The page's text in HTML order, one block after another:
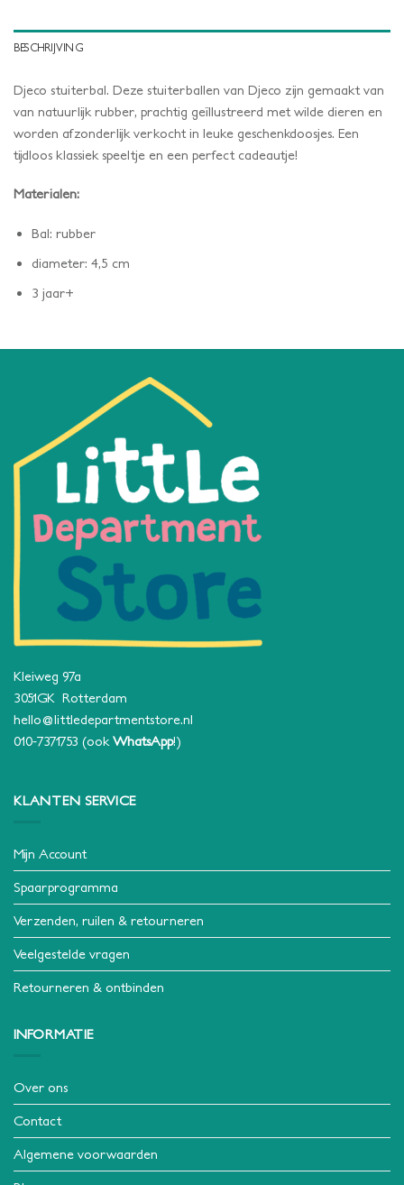
BESCHRIJVING
Djeco stuiterbal. Deze stuiterballen van Djeco zijn gemaakt van
van natuurlijk rubber, prachtig geïllustreerd met wilde dieren en
worden afzonderlijk verkocht in leuke geschenkdoosjes. Een
tijdloos klassiek speeltje en een perfect cadeautje!
Materialen:
Bal: rubber
diameter: 4,5 cm
3 jaar+
Kleiweg 97a
3051GK Rotterdam
hello@littledepartmentstore.nl
010-7371753 (ook WhatsApp!)
KLANTEN SERVICE
Mijn Account
Spaarprogramma
Verzenden, ruilen & retourneren
Veelgestelde vragen
Retourneren & ontbinden
INFORMATIE
Over ons
Contact
Algemene voorwaarden